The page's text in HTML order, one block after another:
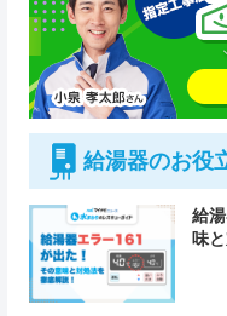
給湯器のお役
給
味